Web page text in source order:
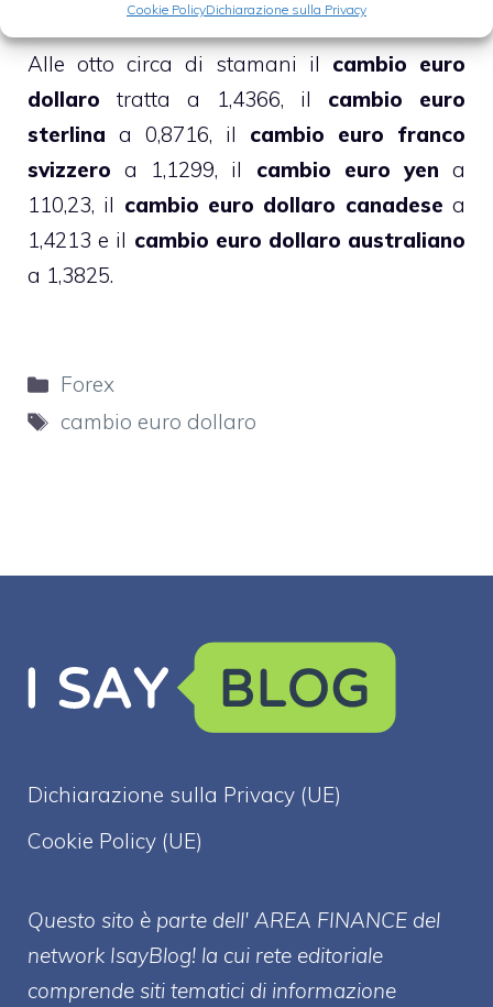
Cookie PolicyDichiarazione sulla Privacy
Alle otto circa di stamani il cambio euro
dollaro tratta a 1,4366, il cambio euro
sterlina a 0,8716, il cambio euro franco
svizzero a 1,1299, il cambio euro yen a
110,23, il cambio euro dollaro canadese a
1,4213 e il cambio euro dollaro australiano
a 1,3825.
Categorie
Forex
Tag
cambio euro dollaro
Dichiarazione sulla Privacy (UE)
Cookie Policy (UE)
Questo sito è parte dell' AREA FINANCE del
network IsayBlog! la cui rete editoriale
comprende siti tematici di informazione